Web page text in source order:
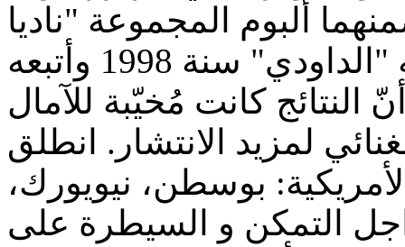
أصدر أوّل ألبوم منفرد باسمه "الداودي" سنة 1998 وأتبعه
كانت مُخيّبة للآمال
لمزيد الانتشار. انطلق
بوسطن، نيويورك،
التمكن و السيطرة على